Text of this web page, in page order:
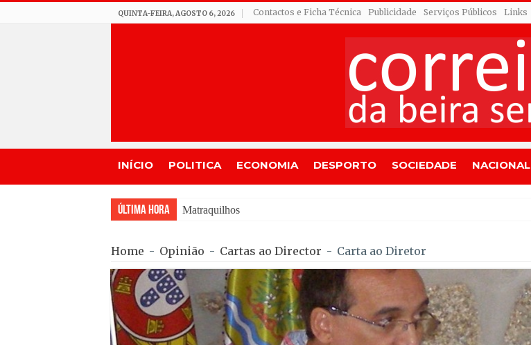
QUINTA-FEIRA, AGOSTO 6, 2026 Contactos e Ficha Técnica Publicidade Serviços Públicos Links
INÍCIO POLITICA ECONOMIA DESPORTO SOCIEDADE NACIONAL
Última Hora Matraquilhos… Autor: Fernando Roldão
Home - Opinião - Cartas ao Director - Carta ao Diretor